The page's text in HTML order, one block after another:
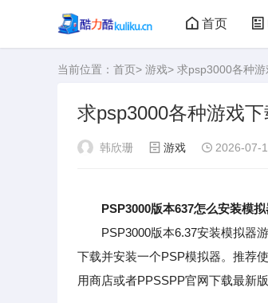
首页
大型游戏
当前位置： 首页> 游戏> 求psp3000各种
求psp3000各种游戏
韩欣珊 游戏 2026-07-
PSP3000版本637怎么安装模拟
PSP3000版本6.37安装模拟器游
下载并安装一个PSP模拟器。推荐
用商店或者PPSSPP官网下载最新版